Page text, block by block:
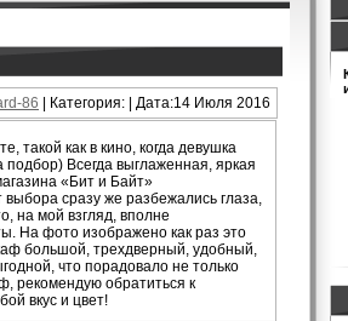
86 | Категория: | Дата:14 Июля 2016
такой как в кино, когда девушка
подбор) Всегда выглаженная, яркая
«Бит и Байт»
сразу же разбежались глаза,
на мой взгляд, вполне
На фото изображено как раз это
большой, трехдверный, удобный,
что порадовало не только
рекомендую обратиться к
вкус и цвет!